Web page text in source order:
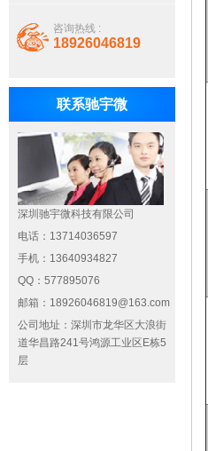
咨询热线 :
18926046819
联系驰宇微
深圳驰宇微科技有限公司
电话： 13714036597
手机： 13640934827
QQ： 577895076
邮箱： 18926046819@163.com
公司地址： 深圳市龙华区大浪街
道华昌路241号鸿源工业区E栋5
层